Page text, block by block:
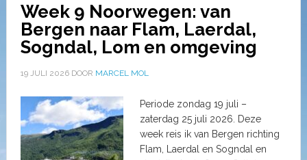
Week 9 Noorwegen: van
Bergen naar Flam, Laerdal,
Sogndal, Lom en omgeving
19 JULI 2026DOOR MARCEL MOL
Periode zondag 19 juli –
zaterdag 25 juli 2026. Deze
week reis ik van Bergen richting
Flam, Laerdal en Sogndal en